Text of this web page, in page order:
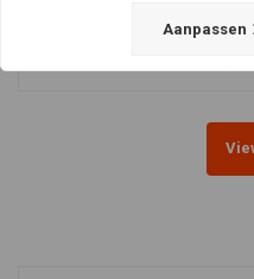
Aanpassen